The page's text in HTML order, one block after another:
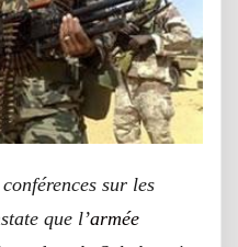
sur les
que l’armée